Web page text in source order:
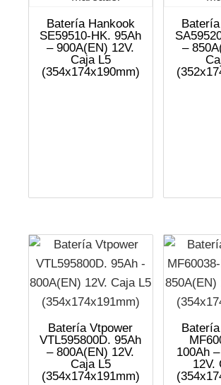
Batería Hankook
SE59510-HK. 95Ah
– 900A(EN) 12V.
Caja L5
(354x174x190mm)
–
Batería Vtpower
VTL595800D. 95Ah
– 800A(EN) 12V.
Caja L5
(354x174x191mm)
100Ah
12V.